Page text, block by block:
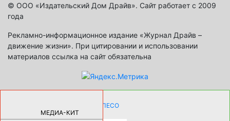
© ООО «Издательский Дом Драйв». Сайт работает с 2009
года
Рекламно-информационное издание «Журнал Драйв –
движение жизни». При цитировании и использовании
материалов ссылка на сайт обязательна
МЕДИА-КИТ
КАК ДЕВУШКЕ ПОМЕНЯТЬ КОЛЕСО
НА АВТОМОБИЛЕ |69191